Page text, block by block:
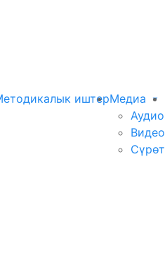
иштерМедиа
Аудио
Видео
Сүрөт